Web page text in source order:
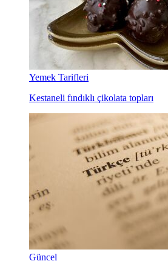
Yemek Tarifleri
Kestaneli fındıklı çikolata topları
Güncel